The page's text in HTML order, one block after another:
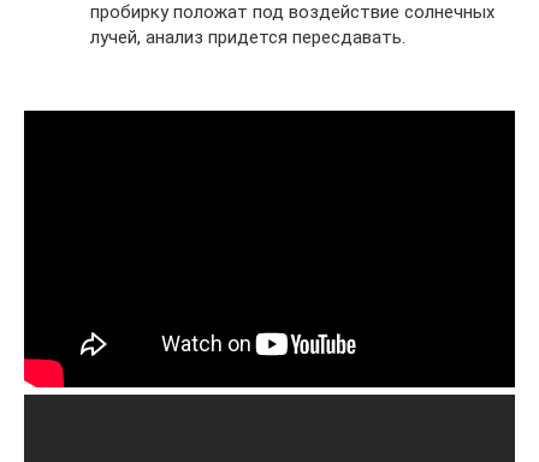
пробирку положат под воздействие солнечных
лучей, анализ придется пересдавать.